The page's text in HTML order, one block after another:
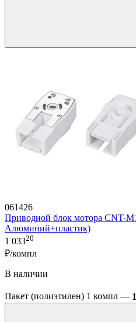
061426
Приводной блок мотора CNT-
Алюминий+пластик)
1 03320
₽/компл
В наличии
Пакет (полиэтилен) 1 компл —